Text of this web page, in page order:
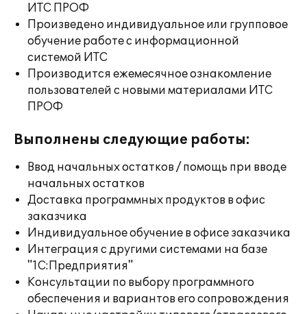
ИТС ПРОФ
Произведено индивидуальное или групповое
обучение работе с информационной
системой ИТС
Производится ежемесячное ознакомление
пользователей с новыми материалами ИТС
ПРОФ
Выполнены следующие работы:
Ввод начальных остатков / помощь при вводе
начальных остатков
Доставка программных продуктов в офис
заказчика
Индивидуальное обучение в офисе заказчика
Интеграция с другими системами на базе
"1С:Предприятия"
Консультации по выбору программного
обеспечения и вариантов его сопровождения